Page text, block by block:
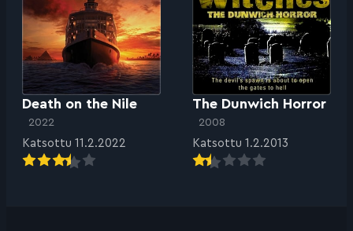
Death on the Nile
2022
Katsottu 11.2.2022
The Dunwich Horror
2008
Katsottu 1.2.2013